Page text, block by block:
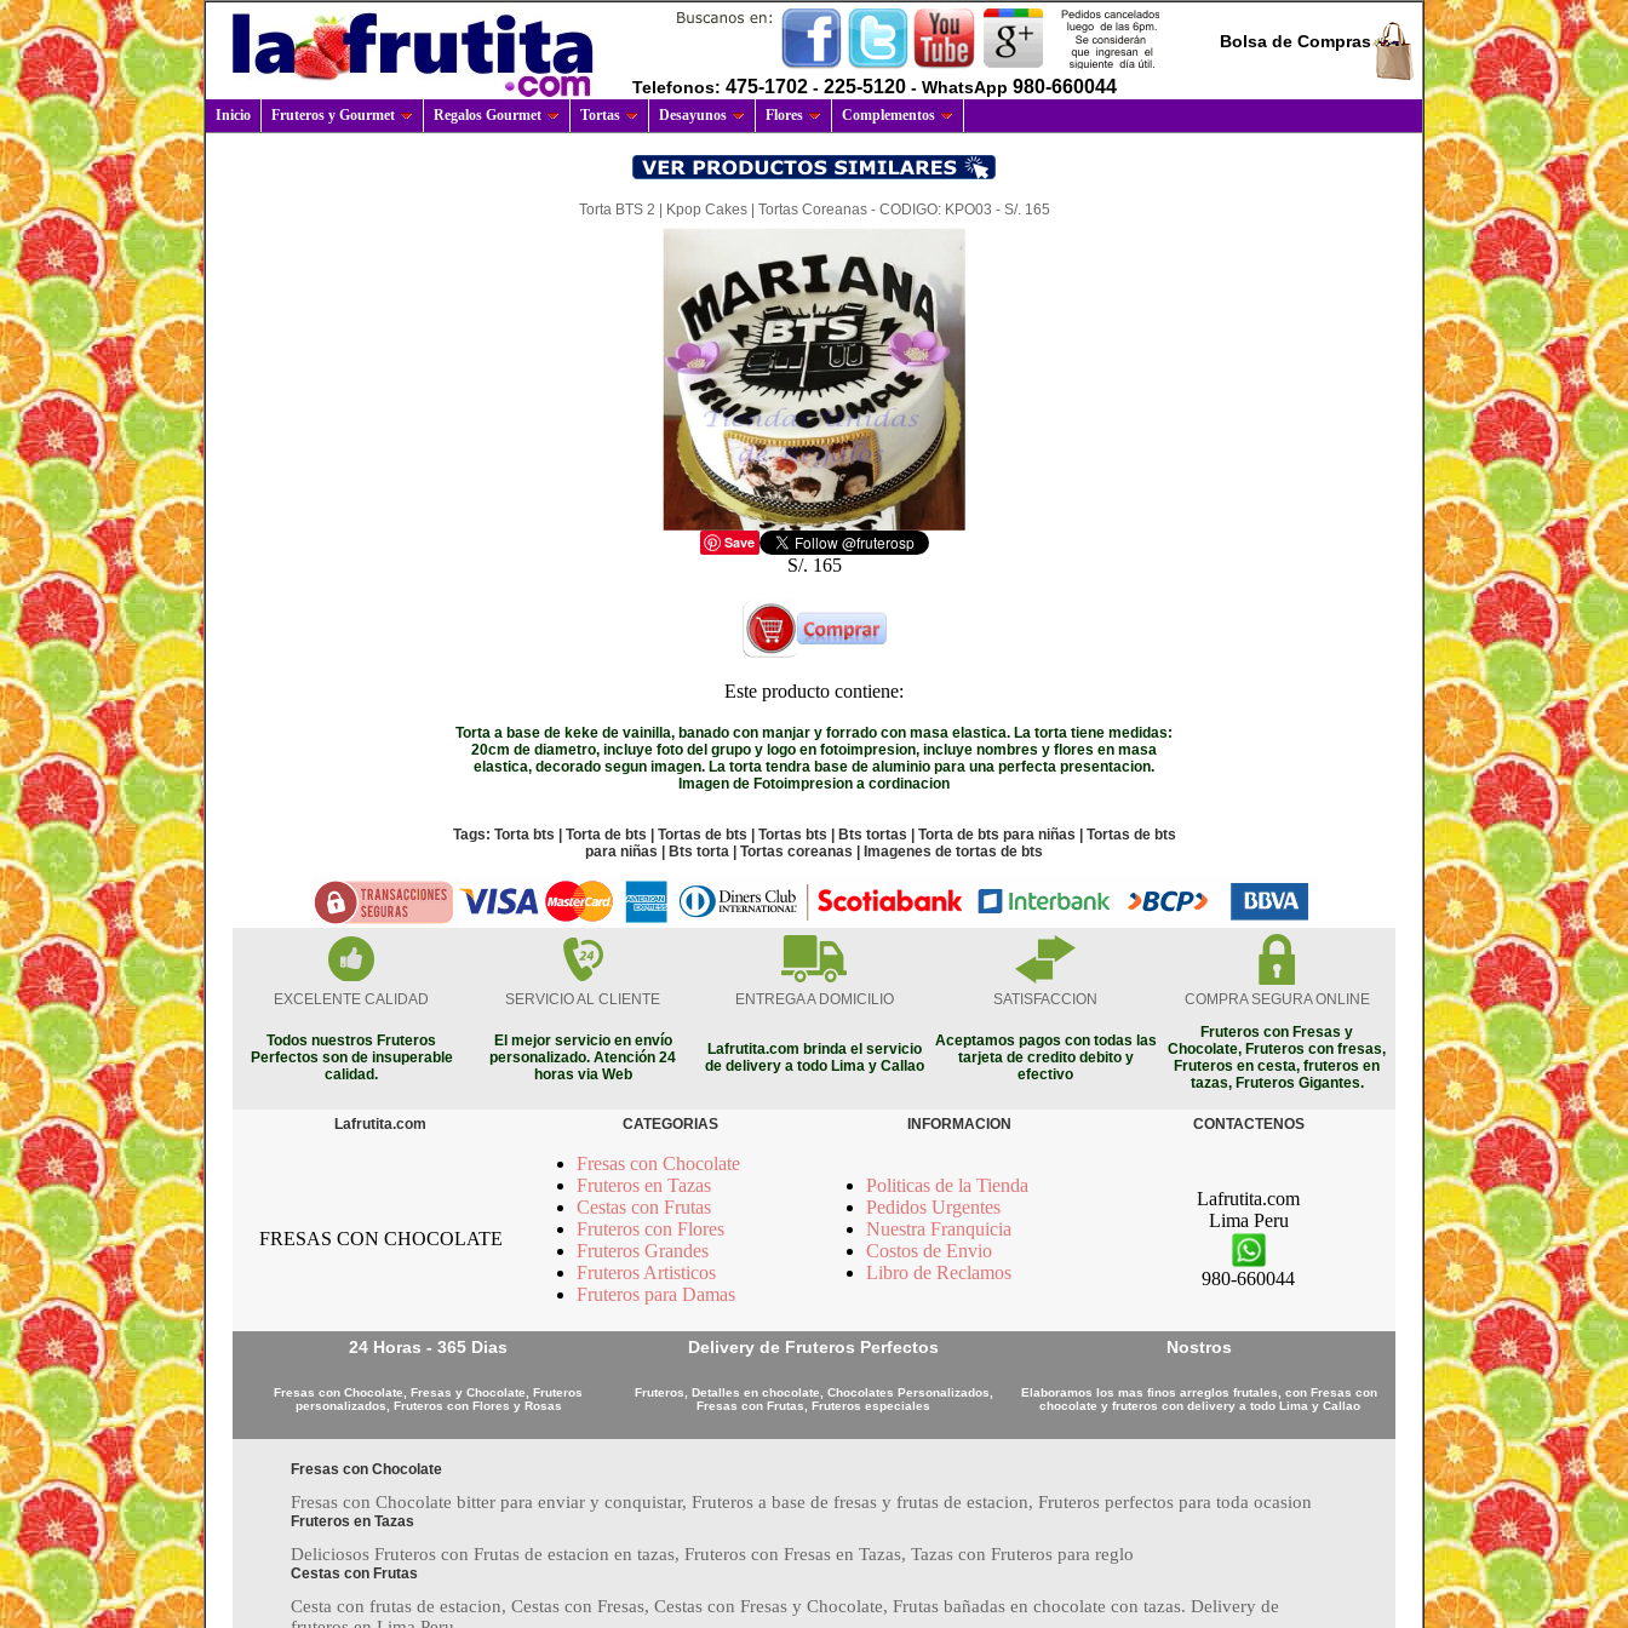
Bolsa de Compras
Telefonos: 475-1702 - 225-5120 - WhatsApp 980-660044
Inicio Fruteros y Gourmet Regalos Gourmet Tortas Desayunos Flores Complementos
Torta BTS 2 | Kpop Cakes | Tortas Coreanas - CODIGO: KPO03 - S/. 165
Save
S/. 165
Este producto contiene:
Torta a base de keke de vainilla, banado con manjar y forrado con masa elastica. La torta tiene medidas:
20cm de diametro, incluye foto del grupo y logo en fotoimpresion, incluye nombres y flores en masa
elastica, decorado segun imagen. La torta tendra base de aluminio para una perfecta presentacion.
Imagen de Fotoimpresion a cordinacion
Tags: Torta bts | Torta de bts | Tortas de bts | Tortas bts | Bts tortas | Torta de bts para niñas | Tortas de bts
para niñas | Bts torta | Tortas coreanas | Imagenes de tortas de bts
EXCELENTE CALIDAD SERVICIO AL CLIENTE ENTREGA A DOMICILIO SATISFACCION COMPRA SEGURA ONLINE
Todos nuestros Fruteros
Perfectos son de insuperable
calidad.
El mejor servicio en envío
personalizado. Atención 24
horas via Web
Lafrutita.com brinda el servicio
de delivery a todo Lima y Callao
Aceptamos pagos con todas las
tarjeta de credito debito y
efectivo
Fruteros con Fresas y
Chocolate, Fruteros con fresas,
Fruteros en cesta, fruteros en
tazas, Fruteros Gigantes.
Lafrutita.com CATEGORIAS INFORMACION CONTACTENOS
FRESAS CON CHOCOLATE
Fresas con Chocolate
Fruteros en Tazas
Cestas con Frutas
Fruteros con Flores
Fruteros Grandes
Fruteros Artisticos
Fruteros para Damas
Politicas de la Tienda
Pedidos Urgentes
Nuestra Franquicia
Costos de Envio
Libro de Reclamos
Lafrutita.com
Lima Peru
980-660044
24 Horas - 365 Dias Delivery de Fruteros Perfectos Nostros
Fresas con Chocolate, Fresas y Chocolate, Fruteros
personalizados, Fruteros con Flores y Rosas
Fruteros, Detalles en chocolate, Chocolates Personalizados,
Fresas con Frutas, Fruteros especiales
Elaboramos los mas finos arreglos frutales, con Fresas con
chocolate y fruteros con delivery a todo Lima y Callao
Fresas con Chocolate
Fresas con Chocolate bitter para enviar y conquistar, Fruteros a base de fresas y frutas de estacion, Fruteros perfectos para toda ocasion
Fruteros en Tazas
Deliciosos Fruteros con Frutas de estacion en tazas, Fruteros con Fresas en Tazas, Tazas con Fruteros para reglo
Cestas con Frutas
Cesta con frutas de estacion, Cestas con Fresas, Cestas con Fresas y Chocolate, Frutas bañadas en chocolate con tazas. Delivery de